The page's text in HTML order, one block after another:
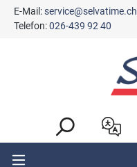
springen
E-Mail:service@selvatime.ch
Telefon:026-439 92 40